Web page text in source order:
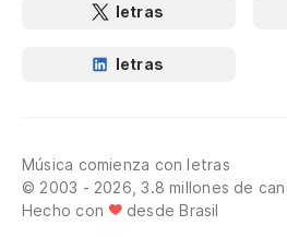
letras
letras
Música comienza con letras
© 2003 - 2026, 3.8 millones de
Hecho con
desde Brasil